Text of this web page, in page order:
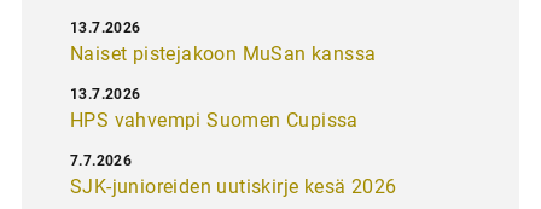
Naiset pistejakoon MuSan kanssa
13.7.2026
HPS vahvempi Suomen Cupissa
13.7.2026
SJK-junioreiden uutiskirje kesä 2026
7.7.2026